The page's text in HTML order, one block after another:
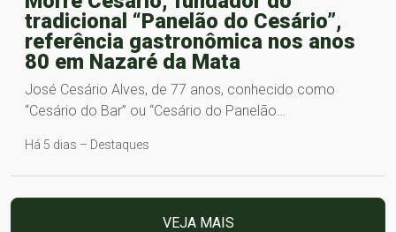
tradicional “Panelão do Cesário”,
referência gastronômica nos anos
80 em Nazaré da Mata
José Cesário Alves, de 77 anos, conhecido como
“Cesário do Bar” ou “Cesário do Panelão…
Há 5 dias – Destaques
VEJA MAIS